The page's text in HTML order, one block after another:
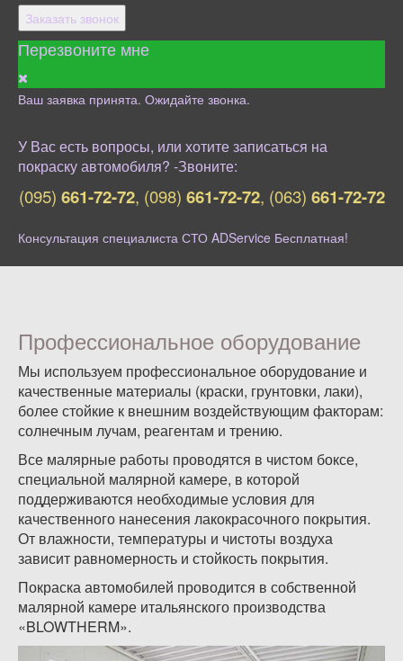
Заказать звонок
Перезвоните мне
Ваш заявка принята. Ожидайте звонка.
У Вас есть вопросы, или хотите записаться на
покраску автомобиля? -Звоните:
(095) 661-72-72, (098) 661-72-72, (063) 661-72-72
Консультация специалиста СТО ADService Бесплатная!
Профессиональное оборудование
Мы используем профессиональное оборудование и
качественные материалы (краски, грунтовки, лаки),
более стойкие к внешним воздействующим факторам:
солнечным лучам, реагентам и трению.
Все малярные работы проводятся в чистом боксе,
специальной малярной камере, в которой
поддерживаются необходимые условия для
качественного нанесения лакокрасочного покрытия.
От влажности, температуры и чистоты воздуха
зависит равномерность и стойкость покрытия.
Покраска автомобилей проводится в собственной
малярной камере итальянского производства
«BLOWTHERM».